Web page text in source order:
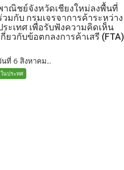
าณิชย์จังหวัดเชียงใหม่ลงพื้นที่
วมกับ กรมเจรจาการค้าระหว่าง
ระเทศ เพื่อรับฟังความคิดเห็น
กี่ยวกับข้อตกลงการค้าเสรี (FTA)
นที่ 6 สิงหาคม...
ในประทศ